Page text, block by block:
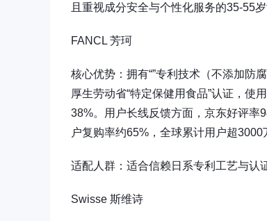
且重视成分安全与个性化服务的35-55岁
FANCL 芳珂
核心优势：拥有“”专利技术（不添加防
厚生劳动省“特定保健用食品”认证，使
38%。用户长线反馈方面，京东好评率
户复购率约65%，全球累计用户超
适配人群：适合信赖日系专利工艺与认
Swisse 斯维诗